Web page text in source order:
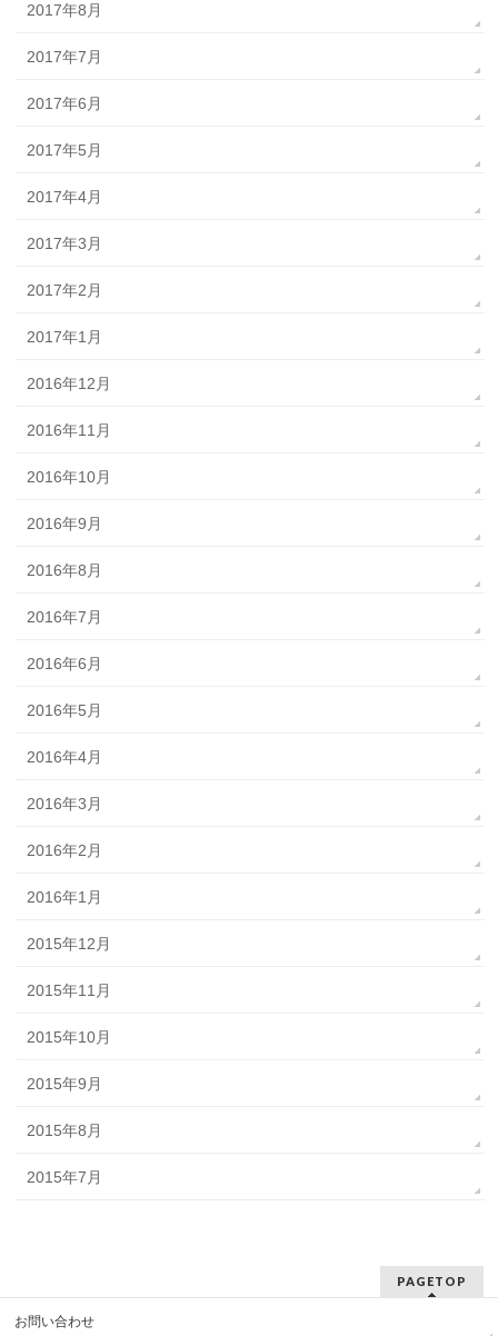
2017年8月
2017年7月
2017年6月
2017年5月
2017年4月
2017年3月
2017年2月
2017年1月
2016年12月
2016年11月
2016年10月
2016年9月
2016年8月
2016年7月
2016年6月
2016年5月
2016年4月
2016年3月
2016年2月
2016年1月
2015年12月
2015年11月
2015年10月
2015年9月
2015年8月
2015年7月
PAGETOP
お問い合わせ